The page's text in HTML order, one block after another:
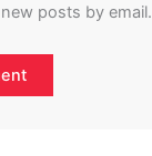
posts by email.